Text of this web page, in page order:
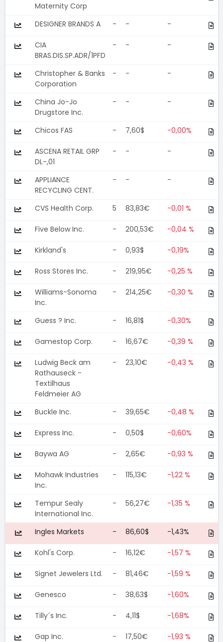
Maternity Corp
DESIGNER BRANDS A - - -
CIA
BRAS.DIS.SP.ADR/1PFD
- - -
Christopher & Banks
Corporation
- - -
China Jo-Jo
Drugstore Inc.
- - -
Chicos FAS - 7,60$ -0,00%
ASCENA RETAIL GRP
DL-,01
- - -
APPLIANCE
RECYCLING CENT.
- - -
CVS Health Corp. 5 83,83€ -0,01 %
Five Below Inc. - 200,53€ -0,04 %
Kirkland's - 0,93$ -0,19%
Ross Stores Inc. - 219,95€ -0,25 %
Williams-Sonoma
Inc.
- 214,25€ -0,30 %
Guess ? Inc. - 16,81$ -0,30%
Gamestop Corp. - 16,67€ -0,39 %
Ludwig Beck am
Rathauseck -
Textilhaus
Feldmeier AG
- 23,10€ -0,43 %
Buckle Inc. - 39,65€ -0,48 %
Express Inc. - 0,50$ -0,60%
Baywa AG - 2,65€ -0,93 %
Mohawk Industries
Inc.
- 115,13€ -1,22 %
Tempur Sealy
International Inc.
- 56,27€ -1,35 %
Ingles Markets - 86,60$ -1,43%
Kohl's Corp. - 16,12€ -1,57 %
Signet Jewelers Ltd. - 81,46€ -1,59 %
Genesco - 38,63$ -1,60%
Tilly´s Inc. - 4,11$ -1,68%
Gap Inc. - 17,50€ -1,93 %